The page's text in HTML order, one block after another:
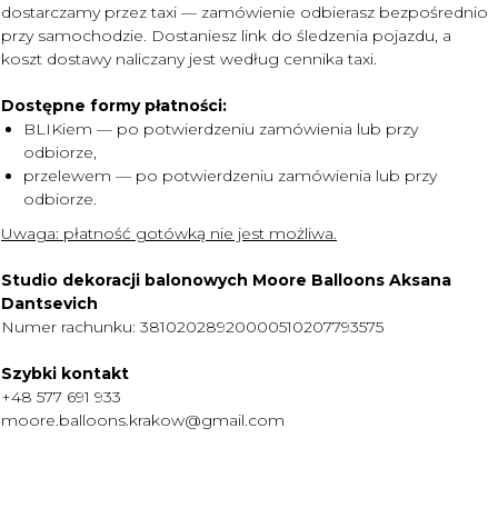
dostarczamy przez taxi — zamówienie odbierasz bezpośrednio
przy samochodzie. Dostaniesz link do śledzenia pojazdu, a
koszt dostawy naliczany jest według cennika taxi.
Dostępne formy płatności:
BLIKiem — po potwierdzeniu zamówienia lub przy
odbiorze,
przelewem — po potwierdzeniu zamówienia lub przy
odbiorze.
Uwaga: płatność gotówką nie jest możliwa.
Studio dekoracji balonowych Moore Balloons Aksana
Dantsevich
Numer rachunku: 38102028920000510207793575
Szybki kontakt
+48 577 691 933
moore.balloons.krakow@gmail.com